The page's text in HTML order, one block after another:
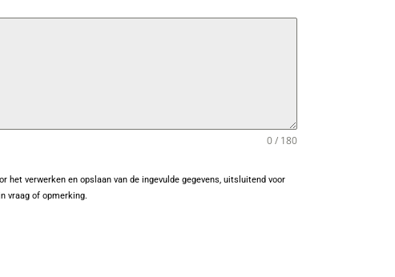
0 / 180
het verwerken en opslaan van de ingevulde gegevens, uitsluitend voor
vraag of opmerking.